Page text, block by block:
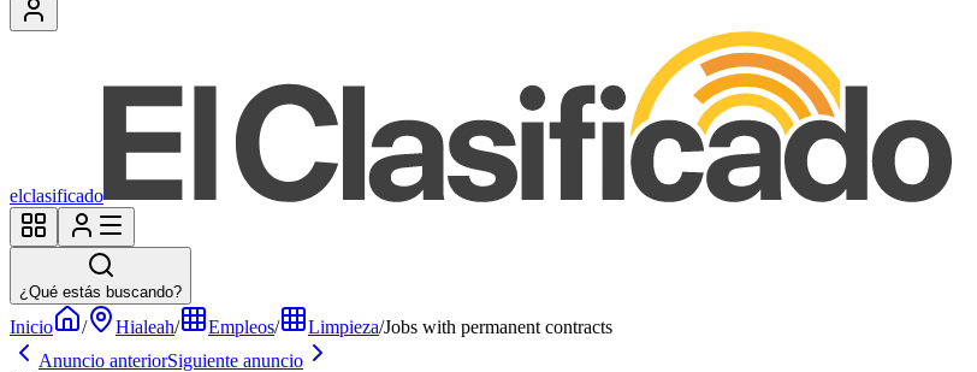
elclasificado
¿Qué estás buscando?
Inicio / Hialeah/ Empleos/ Limpieza/Jobs with permanent contracts
Anuncio anteriorSiguiente anuncio